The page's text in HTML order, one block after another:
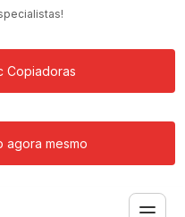
Copiadoras
agora mesmo